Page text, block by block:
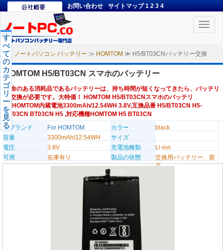
お問い合わせ サイトマップ 1 2 3 4
Toggle
ノートパソコン バッテリー ≫ HOMTOM ≫ H5/BT03CNバッテリー交換
す
べ
て
の
カ
テ
ゴ
リ
ー
を
見
る
HOMTOM H5/BT03CN スマホのバッテリー
寿命のある消耗品であるバッテリーは、持ち時間が短くなってきたら、バッテリ
ー交換が必要です。大特価！ HOMTOM H5/BT03CNスマホのバッテリ
ー,HOMTOM内蔵電池3300mAh/12.54WH 3.8V,互換品番 H5/BT03CN H5-
BT03CN BT03CN H5 ,対応機種HOMTOM H5 BT03CN
のブランド
For HOMTOM カラー
black
容量
3300mAh/12.54WH
サイズ
電圧
3.8V 充電池種類
Li-ion
可用
在庫有り 製品の状態
交換用バッテリー、新
品